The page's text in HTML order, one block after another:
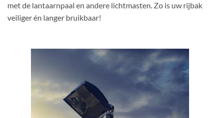
met de lantaarnpaal en andere lichtmasten. Zo is uw rijbak
veiliger én langer bruikbaar!